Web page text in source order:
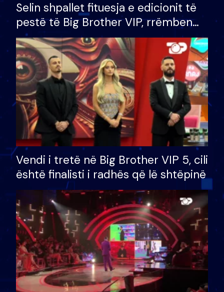
Selin shpallet fituesja e edicionit të
pestë të Big Brother VIP, rrëmben
çmimin e madh prej 100 mijë eurosh
Vendi i tretë në Big Brother VIP 5, cili
është finalisti i radhës që lë shtëpinë